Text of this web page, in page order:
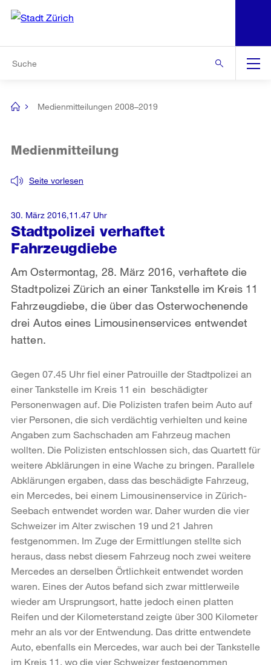
Navigation
[no
Medienmitteilungen 2008–2019
Stadtpolizei verhaftet
Fahrzeugdiebe
Seite vorlesen
Medienmitteilung
Am Ostermontag, 28. März 2016, verhaftete die
Stadtpolizei Zürich an einer Tankstelle im Kreis 11
Fahrzeugdiebe, die über das Osterwochenende
drei Autos eines Limousinenservices entwendet
hatten.
30. März 2016,11.47 Uhr
Gegen 07.45 Uhr fiel einer Patrouille der Stadtpolizei an
einer Tankstelle im Kreis 11 ein beschädigter
Personenwagen auf. Die Polizisten trafen beim Auto auf
vier Personen, die sich verdächtig verhielten und keine
Angaben zum Sachschaden am Fahrzeug machen
wollten. Die Polizisten entschlossen sich, das Quartett für
weitere Abklärungen in eine Wache zu bringen. Parallele
Abklärungen ergaben, dass das beschädigte Fahrzeug,
ein Mercedes, bei einem Limousinenservice in Zürich-
Seebach entwendet worden war. Daher wurden die vier
Schweizer im Alter zwischen 19 und 21 Jahren
festgenommen. Im Zuge der Ermittlungen stellte sich
heraus, dass nebst diesem Fahrzeug noch zwei weitere
Mercedes an derselben Örtlichkeit entwendet worden
waren. Eines der Autos befand sich zwar mittlerweile
wieder am Ursprungsort, hatte jedoch einen platten
Reifen und der Kilometerstand zeigte über 300 Kilometer
mehr an als vor der Entwendung. Das dritte entwendete
Auto, ebenfalls ein Mercedes, war auch bei der Tankstelle
im Kreis 11, wo die vier Schweizer festgenommen